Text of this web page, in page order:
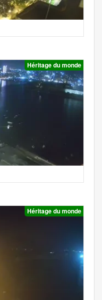
Héritage du monde
Héritage du monde